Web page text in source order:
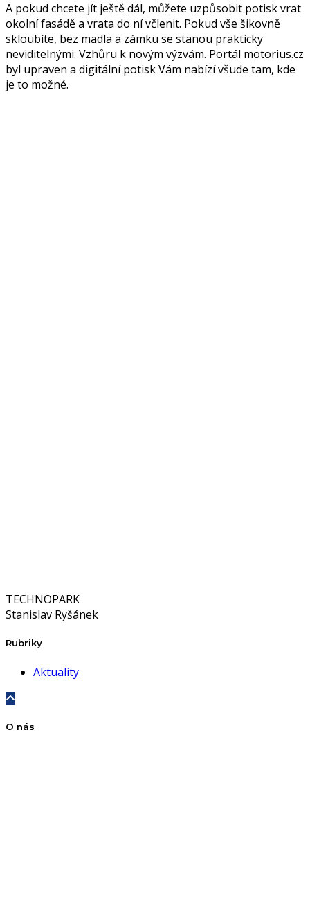
A pokud chcete jít ještě dál, můžete uzpůsobit potisk vrat
okolní fasádě a vrata do ní včlenit. Pokud vše šikovně
skloubíte, bez madla a zámku se stanou prakticky
neviditelnými. Vzhůru k novým výzvám. Portál motorius.cz
byl upraven a digitální potisk Vám nabízí všude tam, kde
je to možné.
TECHNOPARK
Stanislav Ryšánek
Rubriky
Aktuality
O nás